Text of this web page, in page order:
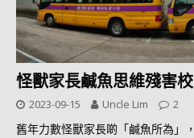
怪獸家長鹹魚思維殘害
2023-09-15 Uncle Lim 2
舊年力數怪獸家長啲「鹹魚所為」